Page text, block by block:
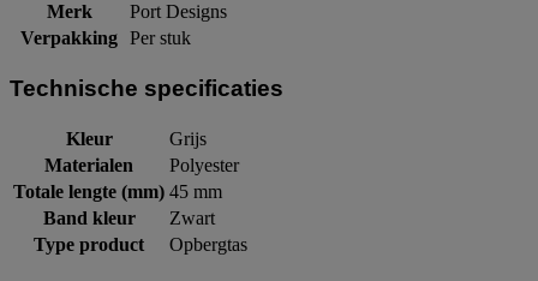
Merk
Port Designs
Verpakking Per stuk
Technische specificaties
Kleur
Grijs
Materialen
Polyester
Totale lengte (mm) 45 mm
Band kleur
Zwart
Type product
Opbergtas